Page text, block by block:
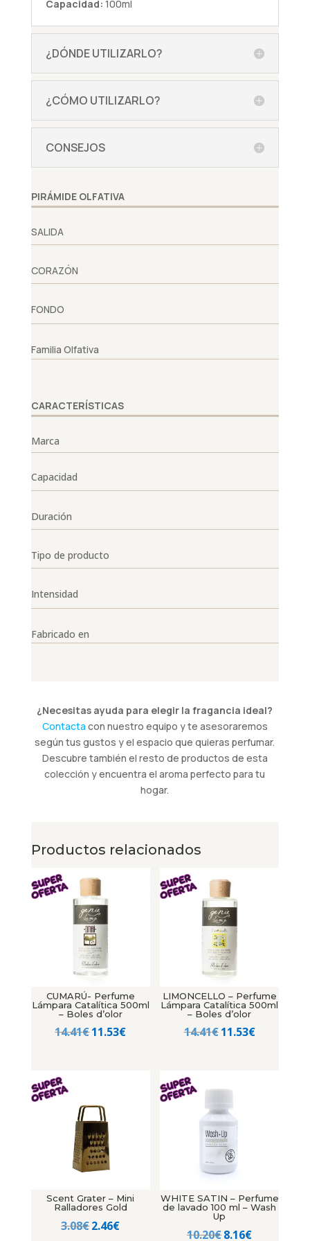
Capacidad: 100ml
¿DÓNDE UTILIZARLO?
¿CÓMO UTILIZARLO?
CONSEJOS
PIRÁMIDE OLFATIVA
SALIDA
CORAZÓN
FONDO
Familia Olfativa
CARACTERÍSTICAS
Marca
Capacidad
Duración
Tipo de producto
Intensidad
Fabricado en
¿Necesitas ayuda para elegir la fragancia ideal?
Contacta con nuestro equipo y te asesoraremos
según tus gustos y el espacio que quieras perfumar.
Descubre también el resto de productos de esta
colección y encuentra el aroma perfecto para tu
hogar.
Productos relacionados
CUMARÚ- Perfume
Lámpara Catalítica 500ml
– Boles d’olor
14.41€El
14.41€.
11.53€El
11.53€.
LIMONCELLO – Perfume
Lámpara Catalítica 500ml
– Boles d’olor
14.41€El
era:
11.53€El
Scent Grater – Mini
Ralladores Gold
3.08€El
2.46€El
WHITE SATIN – Perfume
de lavado 100 ml – Wash
Up
10.20€El
8.16€El